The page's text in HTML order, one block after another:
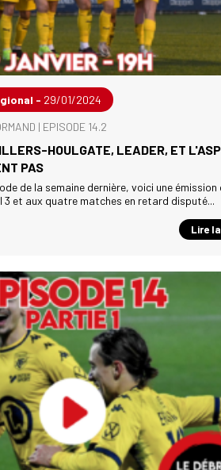
- 29/01/2024
| EPISODE 14.2
HOULGATE, LEADER, ET
PAS
de la semaine dernière, voici une
3 et aux quatre matches en retard disputé...
Lire